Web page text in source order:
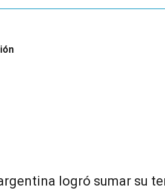
logró sumar su